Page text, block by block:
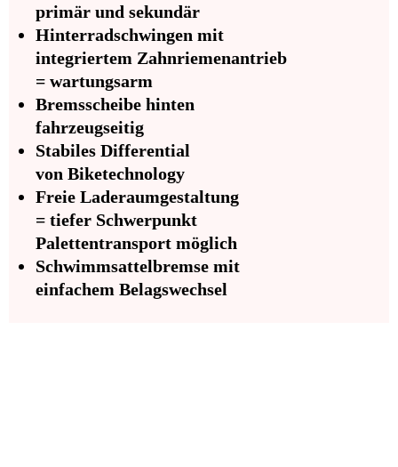
primär und sekundär
Hinterradschwingen mit
integriertem Zahnriemenantrieb
= wartungsarm
Bremsscheibe hinten
fahrzeugseitig
Stabiles Differential
von Biketechnology
Freie Laderaumgestaltung
= tiefer Schwerpunkt
Palettentransport möglich
Schwimmsattelbremse mit
einfachem Belagswechsel